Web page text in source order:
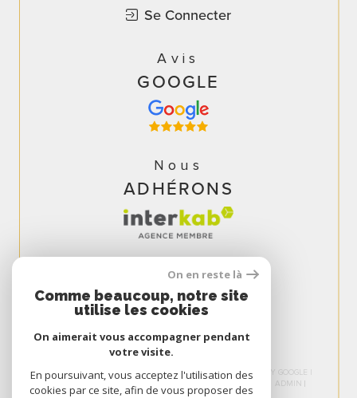
Se Connecter
Avis
GOOGLE
Nous
ADHÉRONS
© 2026 | TOUS DROITS RÉSERVÉS | TRADUCTION POWERED BY GOOGLE |
NOS HONORAIRES
PLAN DU SITE
ADMIN
NOS LIENS
POLITIQUE RGPD COOKIES
On en reste là
Comme beaucoup, notre site
utilise les cookies
On aimerait vous accompagner pendant
votre visite.
En poursuivant, vous acceptez l'utilisation des
cookies par ce site, afin de vous proposer des